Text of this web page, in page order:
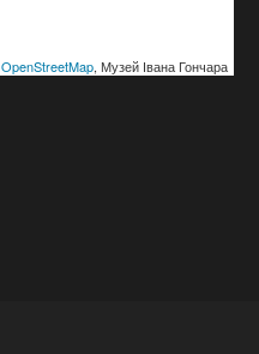
OpenStreetMap, Музей Івана Гончара